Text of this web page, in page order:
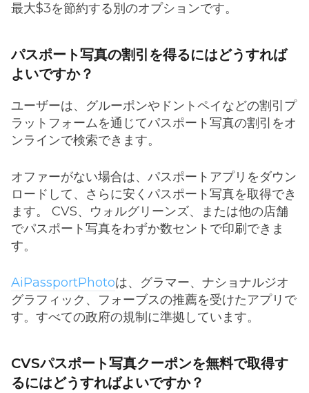
最大$3を節約する別のオプションです。
パスポート写真の割引を得るにはどうすれば
よいですか？
ユーザーは、グルーポンやドントペイなどの割引プ
ラットフォームを通じてパスポート写真の割引をオ
ンラインで検索できます。
オファーがない場合は、パスポートアプリをダウン
ロードして、さらに安くパスポート写真を取得でき
ます。 CVS、ウォルグリーンズ、または他の店舗
でパスポート写真をわずか数セントで印刷できま
す。
AiPassportPhotoは、グラマー、ナショナルジオ
グラフィック、フォーブスの推薦を受けたアプリで
す。すべての政府の規制に準拠しています。
CVSパスポート写真クーポンを無料で取得す
るにはどうすればよいですか？